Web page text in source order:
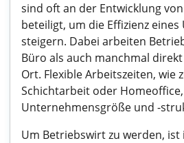
sind oft an der Entwicklung
beteiligt, um die Effizienz
steigern. Dabei arbeiten
Büro als auch manchmal
Ort. Flexible Arbeitszeiten, wie
Schichtarbeit oder
Unternehmensgröße und -
Um Betriebswirt zu werden, ist